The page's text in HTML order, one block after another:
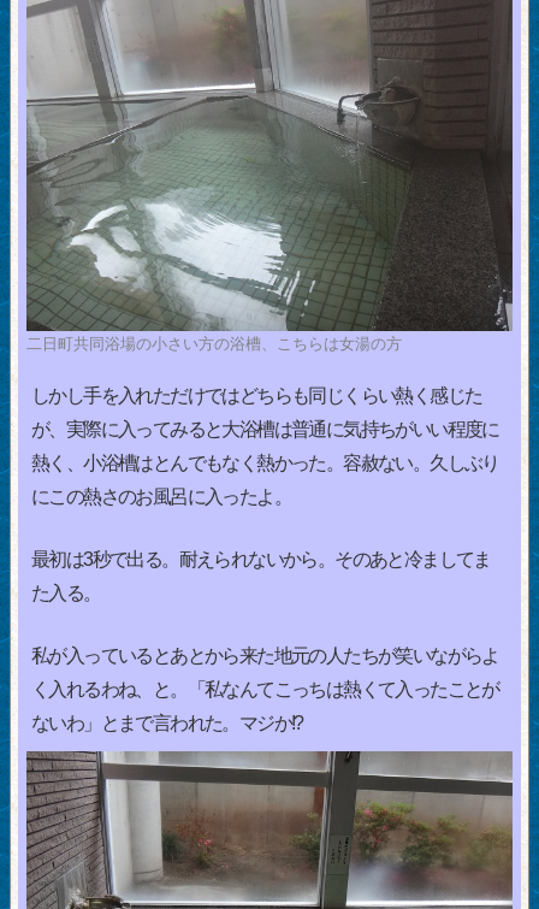
二日町共同浴場の小さい方の浴槽、こちらは女湯の方
しかし手を入れただけではどちらも同じくらい熱く感じた
が、実際に入ってみると大浴槽は普通に気持ちがいい程度に
熱く、小浴槽はとんでもなく熱かった。容赦ない。久しぶり
にこの熱さのお風呂に入ったよ。
最初は3秒で出る。耐えられないから。そのあと冷ましてま
た入る。
私が入っているとあとから来た地元の人たちが笑いながらよ
く入れるわね、と。「私なんてこっちは熱くて入ったことが
ないわ」とまで言われた。マジか!?